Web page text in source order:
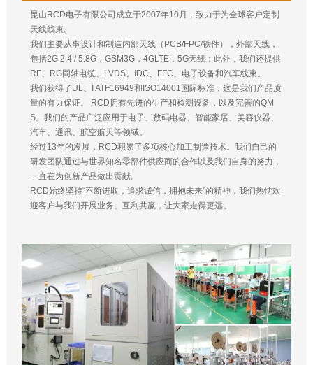
昆山RCD电子有限公司成立于2007年10月，致力于为全球客户定制
天线线束。
我们主要从事设计和制造内部天线（PCB/FPC/铁件），外部天线，
包括2G 2.4 / 5.8G，GSM3G，4GLTE，5G天线；此外，我们还提供
RF、RG同轴电缆、LVDS、IDC、FFC、电子设备和汽车线束。
我们获得了UL、I ATF16949和ISO14001国际标准，这是我们产品质
量的有力保证。 RCD拥有先进的生产和检测设备，以及完善的QM
S。我们的产品广泛应用于电子、数码电器、智能家居、美容仪器、
汽车、通讯、航空航天等领域。
经过13年的发展，RCD积累了多项核心加工制造技术。我们自己的
研发团队通过与世界知名零部件供应商的合作以及我们自身的努力，
一直在为创新产品做出贡献。
RCD始终坚持“不断进取，追求诚信，拥抱未来”的精神，我们热忱欢
迎客户与我们开展业务。互利共赢，让大家走得更远。